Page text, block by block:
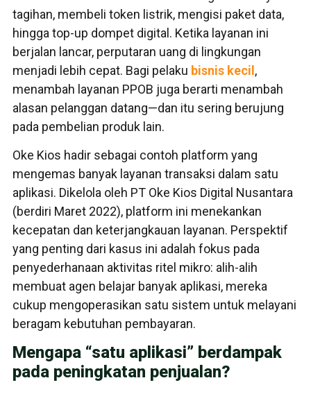
tagihan, membeli token listrik, mengisi paket data,
hingga top-up dompet digital. Ketika layanan ini
berjalan lancar, perputaran uang di lingkungan
menjadi lebih cepat. Bagi pelaku bisnis kecil,
menambah layanan PPOB juga berarti menambah
alasan pelanggan datang—dan itu sering berujung
pada pembelian produk lain.
Oke Kios hadir sebagai contoh platform yang
mengemas banyak layanan transaksi dalam satu
aplikasi. Dikelola oleh PT Oke Kios Digital Nusantara
(berdiri Maret 2022), platform ini menekankan
kecepatan dan keterjangkauan layanan. Perspektif
yang penting dari kasus ini adalah fokus pada
penyederhanaan aktivitas ritel mikro: alih-alih
membuat agen belajar banyak aplikasi, mereka
cukup mengoperasikan satu sistem untuk melayani
beragam kebutuhan pembayaran.
Mengapa “satu aplikasi” berdampak
pada peningkatan penjualan?